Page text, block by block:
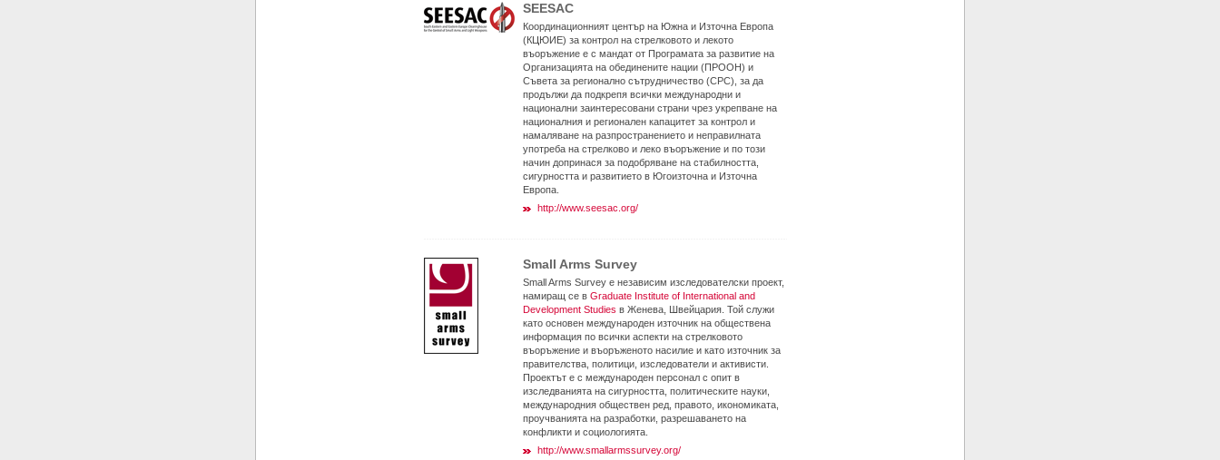
SEESAC
Координационният център на Южна и Източна Европа
(КЦЮИЕ) за контрол на стрелковото и лекото
въоръжение е с мандат от Програмата за развитие на
Организацията на обединените нации (ПРООН) и
Съвета за регионално сътрудничество (СРС), за да
продължи да подкрепя всички международни и
национални заинтересовани страни чрез укрепване на
националния и регионален капацитет за контрол и
намаляване на разпространението и неправилната
употреба на стрелково и леко въоръжение и по този
начин допринася за подобряване на стабилността,
сигурността и развитието в Югоизточна и Източна
Европа.
http://www.seesac.org/
Small Arms Survey
Small Arms Survey е независим изследователски проект,
намиращ се в Graduate Institute of International and
Development Studies в Женева, Швейцария. Той служи
като основен международен източник на обществена
информация по всички аспекти на стрелковото
въоръжение и въоръженото насилие и като източник за
правителства, политици, изследователи и активисти.
Проектът е с международен персонал с опит в
изследванията на сигурността, политическите науки,
международния обществен ред, правото, икономиката,
проучванията на разработки, разрешаването на
конфликти и социологията.
http://www.smallarmssurvey.org/